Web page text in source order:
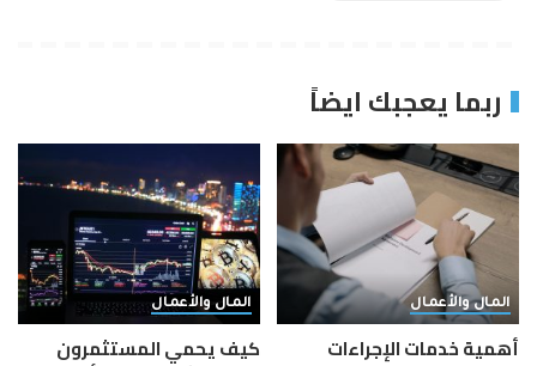
ربما يعجبك ايضاً
المال والأعمال
أهمية خدمات الإجراءات
المال والأعمال
كيف يحمي المستثمرون